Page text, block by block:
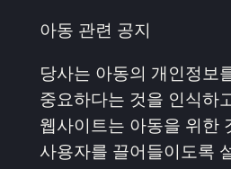
아동 관련 공지
당사는 아동의 개인정보
중요하다는 것을 인식하
웹사이트는 아동을 위한
사용자를 끌어들이도록